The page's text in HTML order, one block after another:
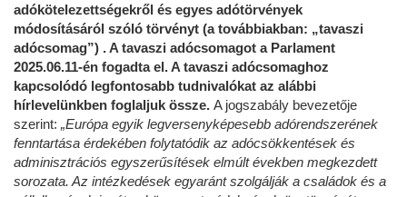
adókötelezettségekről és egyes adótörvények
módosításáról szóló törvényt (a továbbiakban: „tavaszi
adócsomag”) . A tavaszi adócsomagot a Parlament
2025.06.11-én fogadta el. A tavaszi adócsomaghoz
kapcsolódó legfontosabb tudnivalókat az alábbi
hírlevelünkben foglaljuk össze. A jogszabály bevezetője
szerint: „Európa egyik legversenyképesebb adórendszerének
fenntartása érdekében folytatódik az adócsökkentések és
adminisztrációs egyszerűsítések elmúlt években megkezdett
sorozata. Az intézkedések egyaránt szolgálják a családok és a